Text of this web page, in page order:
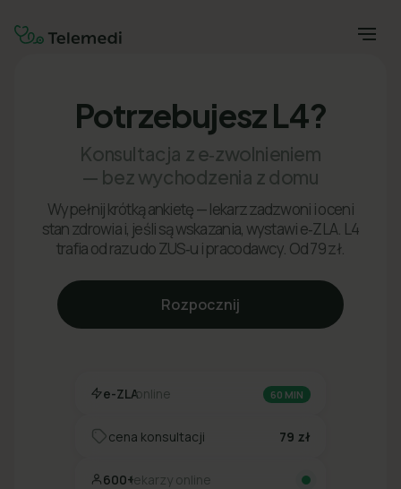
Potrzebujesz L4?
Konsultacja z e‑zwolnieniem
— bez wychodzenia z domu
Wypełnij krótką ankietę — lekarz zadzwoni i oceni
stan zdrowia i, jeśli są wskazania, wystawi e‑ZLA. L4
trafia od razu do ZUS‑u i pracodawcy. Od 79 zł.
Rozpocznij
e-ZLAonline 60 MIN
cena konsultacji 79 zł
600+lekarzy online